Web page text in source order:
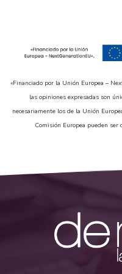
«Financiado por la Unión Europea –
las opiniones expresadas son
necesariamente los de la Unión
Comisión Europea pueden ser